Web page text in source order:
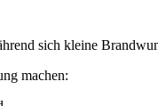
sich kleine
machen: